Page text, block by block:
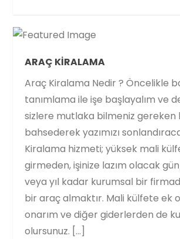
ARAÇ KIRALAMA
Araç Kiralama Nedir ? Öncelikle
tanımlama ile işe başlayalım ve
sizlere mutlaka bilmeniz gereken
bahsederek yazımızı
Kiralama hizmeti; yüksek mali
girmeden, işinize lazım olacak
veya yıl kadar kurumsal bir
bir araç almaktır. Mali külfete ek
onarım ve diğer giderlerden de
olursunuz. […]